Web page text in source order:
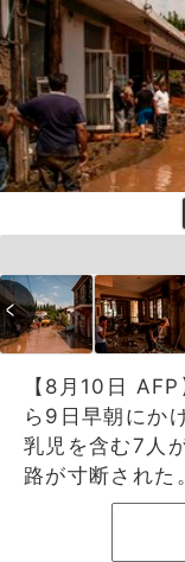
【8月10日
ら9日早朝にか
乳児を含む7人
路が寸断された。